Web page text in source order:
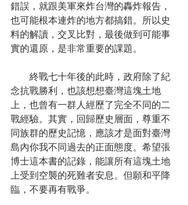
錯誤，就跟美軍來炸台灣的轟炸報告，
也可能根本連炸的地方都搞錯。所以史
料的解讀，交叉比對，最後做到可能事
實的還原，是非常重要的課題。
終戰七十年後的此時，政府除了紀
念抗戰勝利，也該想想臺灣這塊土地
上，也曾有一群人經歷了完全不同的二
戰經驗。其實，回歸歷史層面，尊重不
同族群的歷史記憶，應該才是面對臺灣
島內你我不同過去的正面態度。希望張
博士這本書的記錄，能讓所有這塊土地
上受到空襲的死難者安息。但願和平降
臨，不要再有戰爭。